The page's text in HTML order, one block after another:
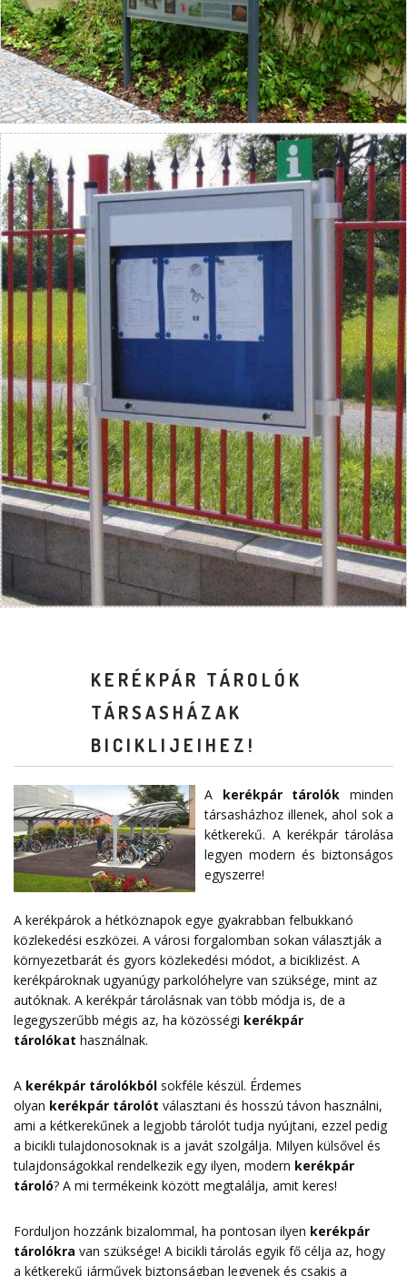
KERÉKPÁR TÁROLÓK
TÁRSASHÁZAK
BICIKLIJEIHEZ!
A kerékpár tárolók minden
társasházhoz illenek, ahol sok a
kétkerekű. A kerékpár tárolása
legyen modern és biztonságos
egyszerre!
A kerékpárok a hétköznapok egye gyakrabban felbukkanó
közlekedési eszközei. A városi forgalomban sokan választják a
környezetbarát és gyors közlekedési módot, a biciklizést. A
kerékpároknak ugyanúgy parkolóhelyre van szüksége, mint az
autóknak. A kerékpár tárolásnak van több módja is, de a
legegyszerűbb mégis az, ha közösségi kerékpár
tárolókat használnak.
A kerékpár tárolókból sokféle készül. Érdemes
olyan kerékpár tárolót választani és hosszú távon használni,
ami a kétkerekűnek a legjobb tárolót tudja nyújtani, ezzel pedig
a bicikli tulajdonosoknak is a javát szolgálja. Milyen külsővel és
tulajdonságokkal rendelkezik egy ilyen, modern kerékpár
tároló? A mi termékeink között megtalálja, amit keres!
Forduljon hozzánk bizalommal, ha pontosan ilyen kerékpár
tárolókra van szüksége! A bicikli tárolás egyik fő célja az, hogy
a kétkerekű járművek biztonságban legyenek és csakis a